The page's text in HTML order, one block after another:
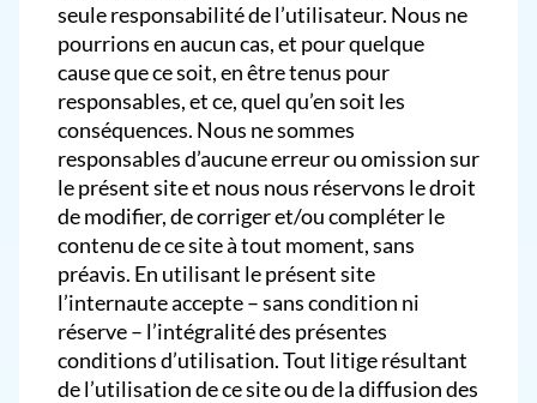
seule responsabilité de l’utilisateur. Nous ne
pourrions en aucun cas, et pour quelque
cause que ce soit, en être tenus pour
responsables, et ce, quel qu’en soit les
conséquences. Nous ne sommes
responsables d’aucune erreur ou omission sur
le présent site et nous nous réservons le droit
de modifier, de corriger et/ou compléter le
contenu de ce site à tout moment, sans
préavis. En utilisant le présent site
l’internaute accepte – sans condition ni
réserve – l’intégralité des présentes
conditions d’utilisation. Tout litige résultant
de l’utilisation de ce site ou de la diffusion des